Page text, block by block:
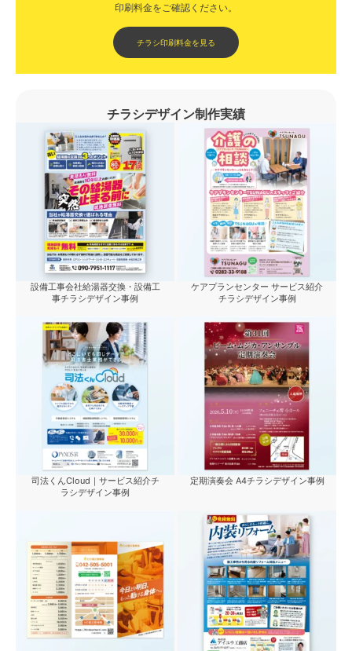
印刷料金をご確認ください。​
チラシ印刷料金を見る
チラシデザイン制作実績
設備工事会社給湯器交換・設備工
事チラシデザイン事例
ケアプランセンター サービス紹介
チラシデザイン事例
司法くんCloud｜サービス紹介チ
ラシデザイン事例
定期演奏会 A4チラシデザイン事例